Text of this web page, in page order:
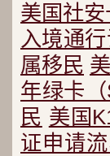
美国社安
入境通
属移民
年绿卡（
民 美国
证申请